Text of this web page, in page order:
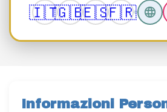
🇮🇹🇬🇧🇪🇸🇫🇷
Informazioni